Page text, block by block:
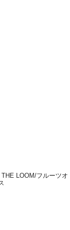
LOOM/フルーツオ